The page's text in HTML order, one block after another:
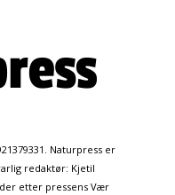
Naturpress er
redaktør: Kjetil
etter pressens Vær